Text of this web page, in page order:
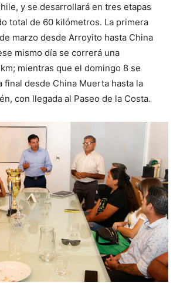
y se desarrollará en tres etapas
total de 60 kilómetros. La primera
marzo desde Arroyito hasta China
mismo día se correrá una
mientras que el domingo 8 se
final desde China Muerta hasta la
con llegada al Paseo de la Costa.